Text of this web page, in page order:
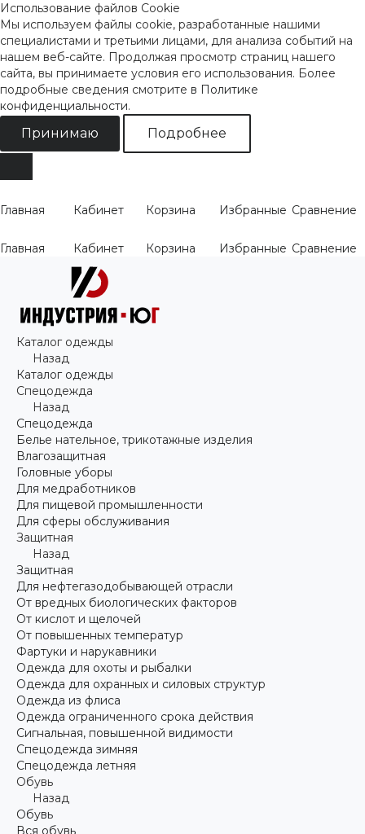
Использование файлов Cookie
Мы используем файлы cookie, разработанные нашими
специалистами и третьими лицами, для анализа событий на
нашем веб-сайте. Продолжая просмотр страниц нашего
сайта, вы принимаете условия его использования. Более
подробные сведения смотрите в Политике
конфиденциальности.
Принимаю Подробнее
Главная Кабинет Корзина Избранные Сравнение
Главная Кабинет Корзина Избранные Сравнение
Каталог одежды
Назад
Каталог одежды
Спецодежда
Назад
Спецодежда
Белье нательное, трикотажные изделия
Влагозащитная
Головные уборы
Для медработников
Для пищевой промышленности
Для сферы обслуживания
Защитная
Назад
Защитная
Для нефтегазодобывающей отрасли
От вредных биологических факторов
От кислот и щелочей
От повышенных температур
Фартуки и нарукавники
Одежда для охоты и рыбалки
Одежда для охранных и силовых структур
Одежда из флиса
Одежда ограниченного срока действия
Сигнальная, повышенной видимости
Спецодежда зимняя
Спецодежда летняя
Обувь
Назад
Обувь
Вся обувь